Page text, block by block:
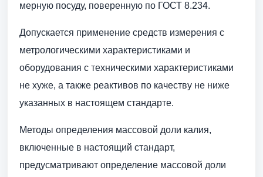
мерную посуду, поверенную по ГОСТ 8.234.
Допускается применение средств измерения с
метрологическими характеристиками и
оборудования с техническими характеристиками
не хуже, а также реактивов по качеству не ниже
указанных в настоящем стандарте.
Методы определения массовой доли калия,
включенные в настоящий стандарт,
предусматривают определение массовой доли